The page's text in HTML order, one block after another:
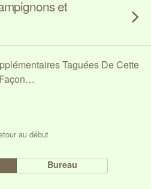
et
Taguées De Cette
Façon…
au début
Bureau